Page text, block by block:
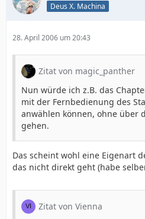
Deus X. Machina
28. April 2006 um 20:43
Zitat von magic_panther
Nun würde ich z.B. das
mit der Fernbedienung des
anwählen können, ohne über
gehen.
Das scheint wohl eine Eigenart
das nicht direkt geht (habe
Zitat von Vienna